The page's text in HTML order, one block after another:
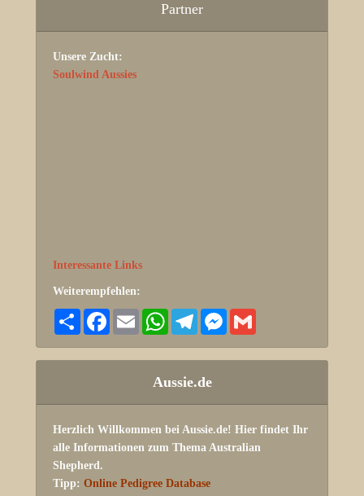
Partner
Unsere Zucht:
Soulwind Aussies
Interessante Links
Weiterempfehlen:
Share
FacebookEmail WhatsAppTelegramMessenger
Aussie.de
Herzlich Willkommen bei Aussie.de! Hier findet Ihr
alle Informationen zum Thema Australian
Shepherd.
Tipp: Online Pedigree Database